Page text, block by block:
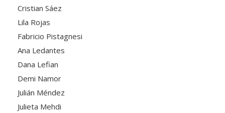
Cristian Sáez
Lila Rojas
Fabricio Pistagnesi
Ana Ledantes
Dana Lefian
Demi Namor
Julián Méndez
Julieta Mehdi